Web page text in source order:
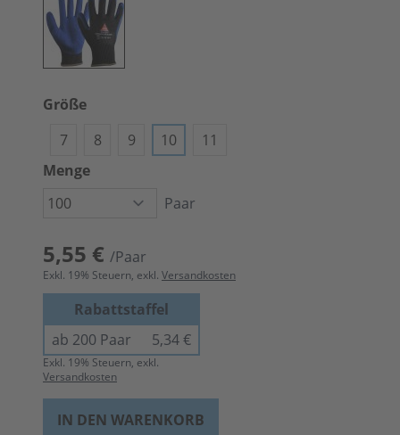
Größe
7
8 9 10
11
Menge
Paar
5,55 € /Paar
Exkl. 19% Steuern, exkl. Versandkosten
Rabattstaffel
ab 200 Paar
5,34 €
Exkl. 19% Steuern, exkl.
Versandkosten
IN DEN WARENKORB